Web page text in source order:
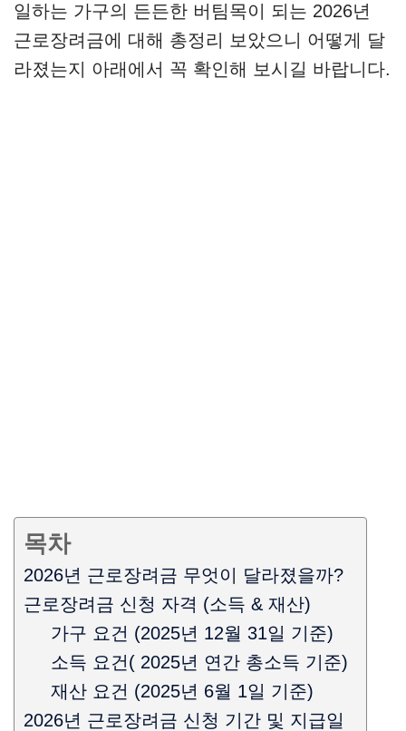
일하는 가구의 든든한 버팀목이 되는 2026년
근로장려금에 대해 총정리 보았으니 어떻게 달
라졌는지 아래에서 꼭 확인해 보시길 바랍니다.
목차
2026년 근로장려금 무엇이 달라졌을까?
근로장려금 신청 자격 (소득 & 재산)
가구 요건 (2025년 12월 31일 기준)
소득 요건( 2025년 연간 총소득 기준)
재산 요건 (2025년 6월 1일 기준)
2026년 근로장려금 신청 기간 및 지급일